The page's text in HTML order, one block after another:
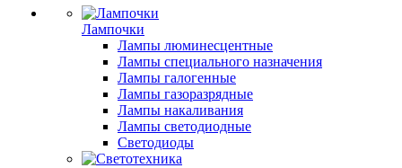
Лампочки
Лампы люминесцентные
Лампы специального назначения
Лампы галогенные
Лампы газоразрядные
Лампы накаливания
Лампы светодиодные
Светодиоды